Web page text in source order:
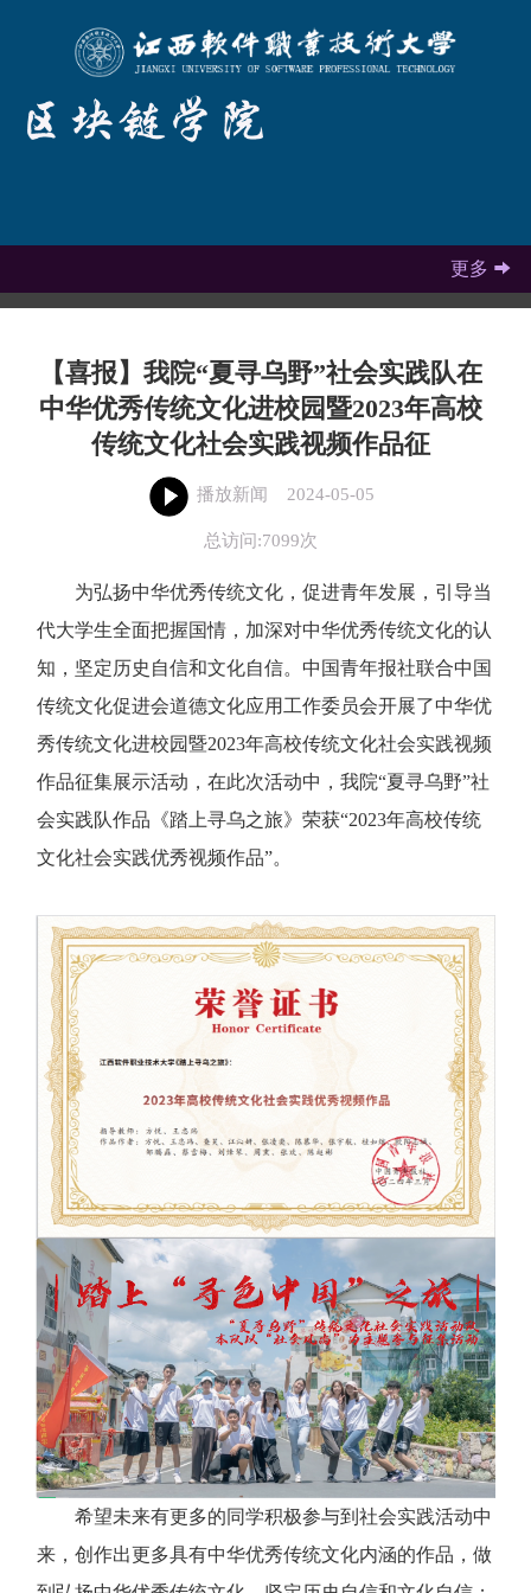
更多 
【喜报】我院“夏寻乌野”社会实践队在
中华优秀传统文化进校园暨2023年高校
传统文化社会实践视频作品征
播放新闻 2024-05-05
总访问:7099次
为弘扬中华优秀传统文化，促进青年发展，引导当
代大学生全面把握国情，加深对中华优秀传统文化的认
知，坚定历史自信和文化自信。中国青年报社联合中国
传统文化促进会道德文化应用工作委员会开展了中华优
秀传统文化进校园暨2023年高校传统文化社会实践视频
作品征集展示活动，在此次活动中，我院“夏寻乌野”社
会实践队作品《踏上寻乌之旅》荣获“2023年高校传统
文化社会实践优秀视频作品”。
希望未来有更多的同学积极参与到社会实践活动中
来，创作出更多具有中华优秀传统文化内涵的作品，做